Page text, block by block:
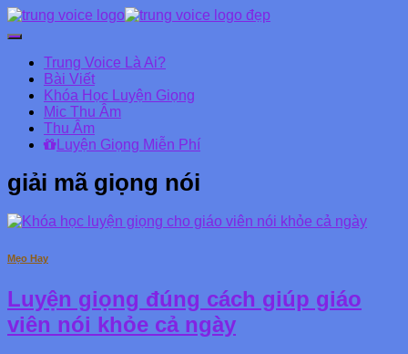
Chuyển
Danh
mục
chính
Trung Voice Là Ai?
Bài Viết
Khóa Học Luyện Giọng
Mic Thu Âm
Thu Âm
Luyện Giọng Miễn Phí
giải mã giọng nói
Mẹo Hay
Luyện giọng đúng cách giúp giáo
viên nói khỏe cả ngày